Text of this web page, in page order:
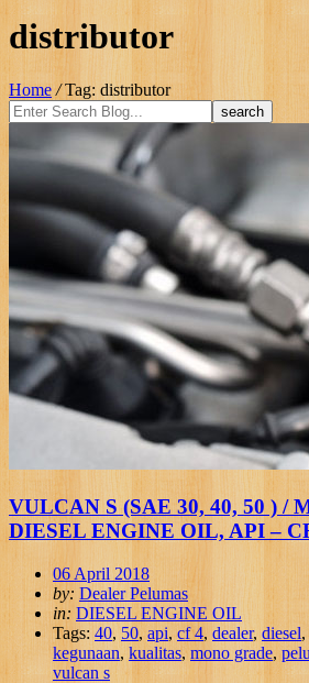
distributor
Home / Tag: distributor
VULCAN S (SAE 30, 40, 50 ) /
DIESEL ENGINE OIL, API –
06 April 2018
by: Dealer Pelumas
in: DIESEL ENGINE OIL
Tags: 40, 50, api, cf 4, dealer, diesel,
kegunaan, kualitas,mono grade,
vulcan s